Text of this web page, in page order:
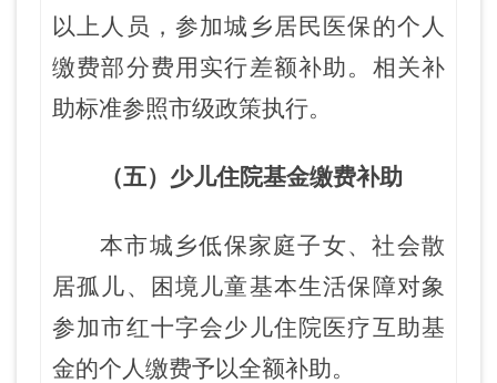
以上人员，参加城乡居民医保的个人
缴费部分费用实行差额补助。相关补
助标准参照市级政策执行。
（五）少儿住院基金缴费补助
本市城乡低保家庭子女、社会散
居孤儿、困境儿童基本生活保障对象
参加市红十字会少儿住院医疗互助基
金的个人缴费予以全额补助。